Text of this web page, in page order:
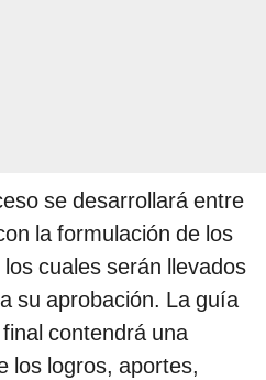
se desarrollará entre
la formulación de los
cuales serán llevados
su aprobación. La guía
contendrá una
los logros, aportes,